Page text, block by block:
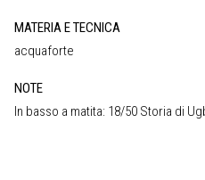
MATERIA E TECNICA
acquaforte
NOTE
In basso a matita: 18/50 Storia di